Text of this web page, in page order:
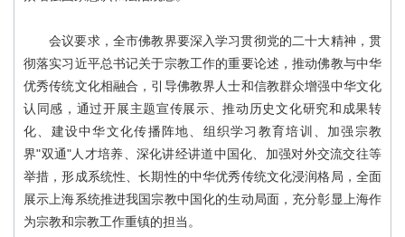
会议要求，全市佛教界要深入学习贯彻党的二十大精神，贯
彻落实习近平总书记关于宗教工作的重要论述，推动佛教与中华
优秀传统文化相融合，引导佛教界人士和信教群众增强中华文化
认同感，通过开展主题宣传展示、推动历史文化研究和成果转
化、建设中华文化传播阵地、组织学习教育培训、加强宗教
界"双通"人才培养、深化讲经讲道中国化、加强对外交流交往等
举措，形成系统性、长期性的中华优秀传统文化浸润格局，全面
展示上海系统推进我国宗教中国化的生动局面，充分彰显上海作
为宗教和宗教工作重镇的担当。